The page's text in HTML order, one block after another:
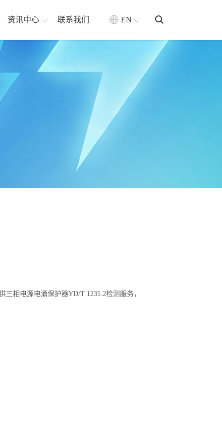
资讯中心 联系我们 EN
相电源电涌保护器YD/T 1235.2检测服务，